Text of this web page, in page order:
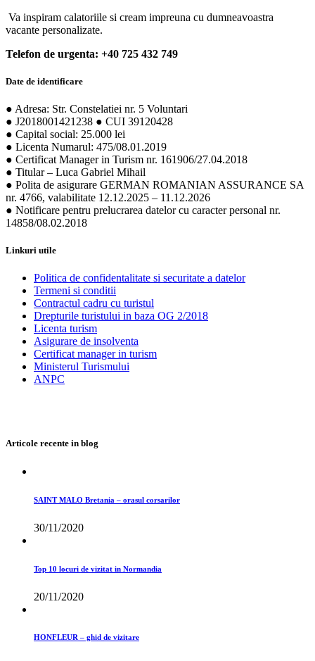
Va inspiram calatoriile si cream impreuna cu dumneavoastra
vacante personalizate.
Telefon de urgenta: +40 725 432 749
Date de identificare
● Adresa: Str. Constelatiei nr. 5 Voluntari
● J2018001421238 ● CUI 39120428
● Capital social: 25.000 lei
● Licenta Numarul: 475/08.01.2019
● Certificat Manager in Turism nr. 161906/27.04.2018
● Titular – Luca Gabriel Mihail
● Polita de asigurare GERMAN ROMANIAN ASSURANCE SA
nr. 4766, valabilitate 12.12.2025 – 11.12.2026
● Notificare pentru prelucrarea datelor cu caracter personal nr.
14858/08.02.2018
Linkuri utile
Politica de confidentalitate si securitate a datelor
Termeni si conditii
Contractul cadru cu turistul
Drepturile turistului in baza OG 2/2018
Licenta turism
Asigurare de insolventa
Certificat manager in turism
Ministerul Turismului
ANPC
Articole recente in blog
SAINT MALO Bretania – orasul corsarilor
30/11/2020
Top 10 locuri de vizitat in Normandia
20/11/2020
HONFLEUR – ghid de vizitare